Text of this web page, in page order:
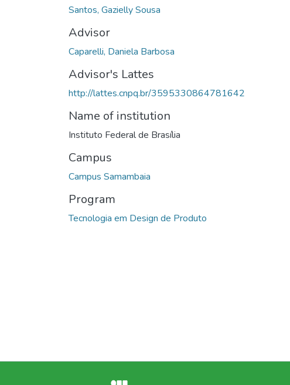
Santos, Gazielly Sousa
Advisor
Caparelli, Daniela Barbosa
Advisor's Lattes
http://lattes.cnpq.br/3595330864781642
Name of institution
Instituto Federal de Brasília
Campus
Campus Samambaia
Program
Tecnologia em Design de Produto